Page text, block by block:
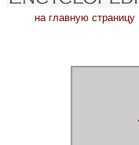
на главную страницу